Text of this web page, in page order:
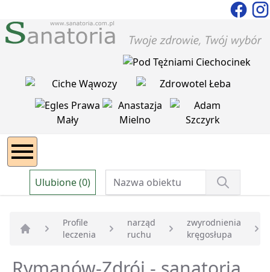
Ulubione (0)
Strona główna
Profile
leczenia
narząd
ruchu
zwyrodnienia
kręgosłupa